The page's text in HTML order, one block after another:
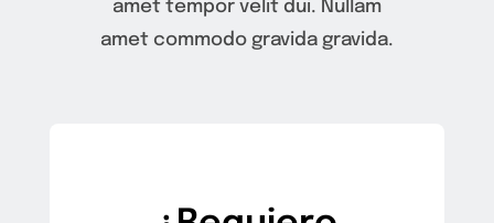
amet tempor velit dui. Nullam
amet commodo gravida gravida.